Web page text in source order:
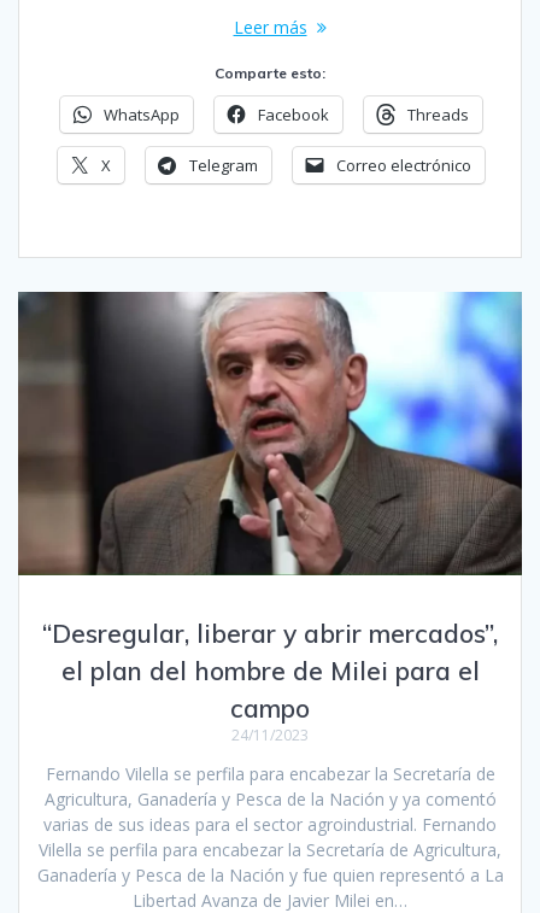
Leer más
Comparte esto:
WhatsApp Facebook Threads
X Telegram Correo electrónico
“Desregular, liberar y abrir mercados”,
el plan del hombre de Milei para el
campo
24/11/2023
Fernando Vilella se perfila para encabezar la Secretaría de
Agricultura, Ganadería y Pesca de la Nación y ya comentó
varias de sus ideas para el sector agroindustrial. Fernando
Vilella se perfila para encabezar la Secretaría de Agricultura,
Ganadería y Pesca de la Nación y fue quien representó a La
Libertad Avanza de Javier Milei en…